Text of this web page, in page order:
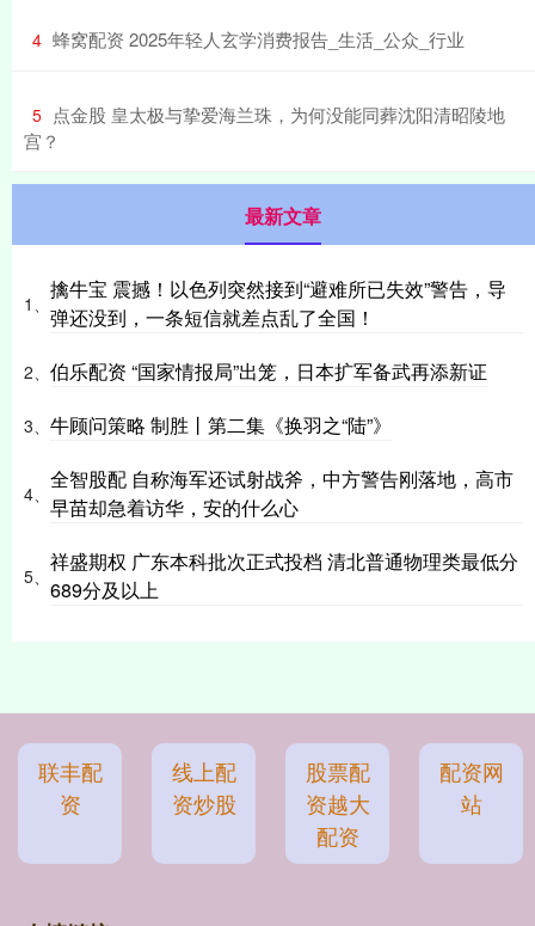
4 ​蜂窝配资 2025年轻人玄学消费报告_生活_公众_行业
5 ​点金股 皇太极与挚爱海兰珠，为何没能同葬沈阳清昭陵地
宫？
最新文章
1、
擒牛宝 震撼！以色列突然接到“避难所已失效”警告，导
弹还没到，一条短信就差点乱了全国！
2、 伯乐配资 “国家情报局”出笼，日本扩军备武再添新证
3、 牛顾问策略 制胜丨第二集《换羽之“陆”》
4、
全智股配 自称海军还试射战斧，中方警告刚落地，高市
早苗却急着访华，安的什么心
5、
祥盛期权 广东本科批次正式投档 清北普通物理类最低分
689分及以上
联丰配
资
线上配
资炒股
股票配
资越大
配资
配资网
站